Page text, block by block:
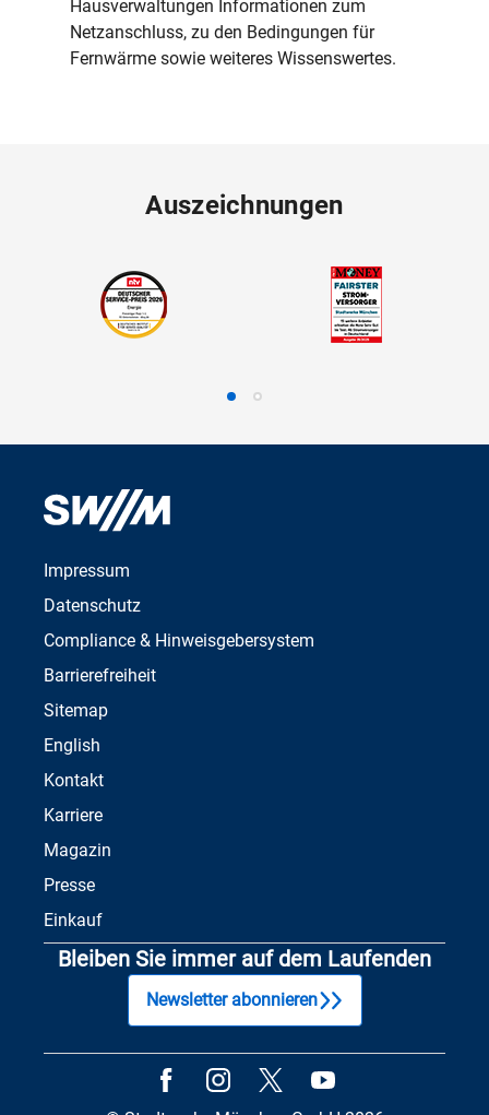
Hausverwaltungen Informationen zum
Netzanschluss, zu den Bedingungen für
Fernwärme sowie weiteres Wissenswertes.
Auszeichnungen
Impressum
Datenschutz
Compliance & Hinweisgebersystem
Barrierefreiheit
Sitemap
English
Kontakt
Karriere
Magazin
Presse
Einkauf